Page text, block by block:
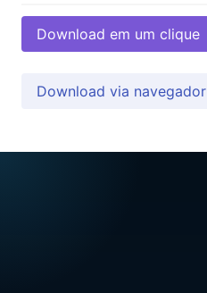
Download em um clique
Download via navegador